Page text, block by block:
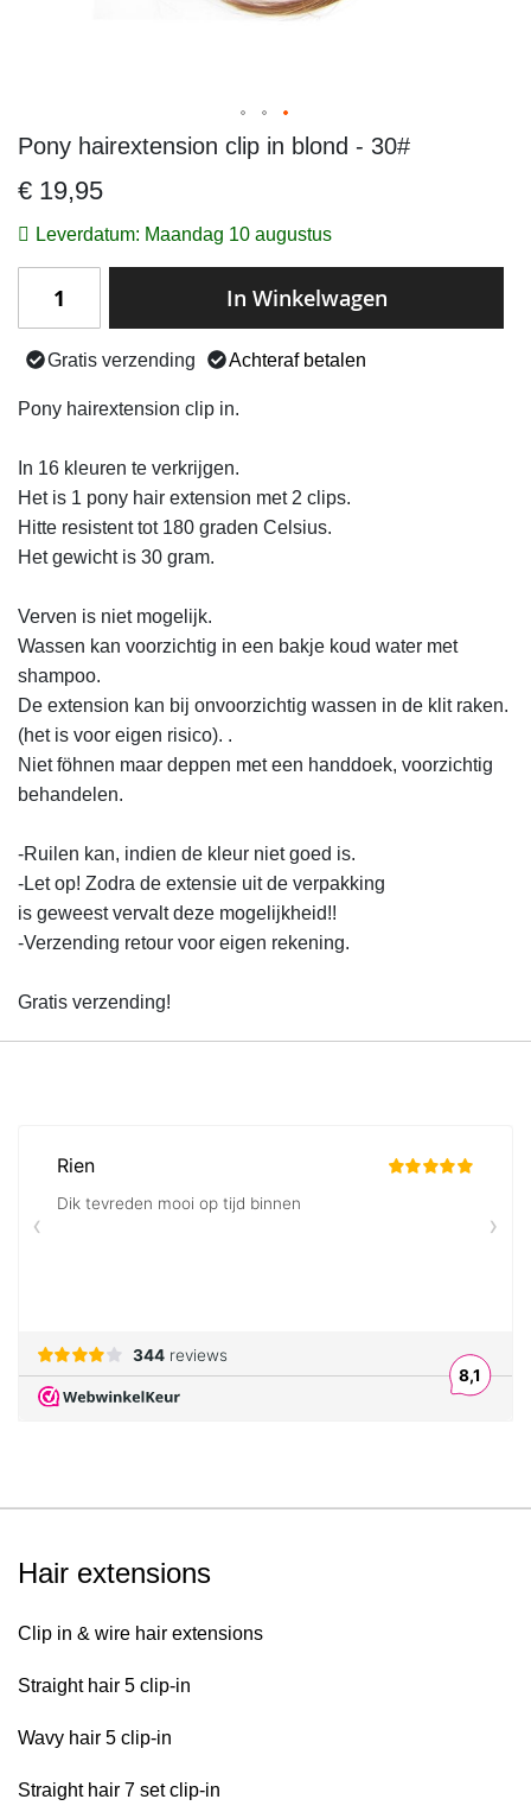
Ga
het
begin
Pony hairextension clip in blond - 30#
€ 19,95
Leverdatum: Maandag 10 augustus
In Winkelwagen
Gratis verzending Achteraf betalen
Pony hairextension clip in.
In 16 kleuren te verkrijgen.
Het is 1 pony hair extension met 2 clips.
Hitte resistent tot 180 graden Celsius.
Het gewicht is 30 gram.
Verven is niet mogelijk.
Wassen kan voorzichtig in een bakje koud water met
shampoo.
De extension kan bij onvoorzichtig wassen in de klit raken.
(het is voor eigen risico). .
Niet föhnen maar deppen met een handdoek, voorzichtig
behandelen.
-Ruilen kan, indien de kleur niet goed is.
-Let op! Zodra de extensie uit de verpakking
is geweest vervalt deze mogelijkheid!!
-Verzending retour voor eigen rekening.
Gratis verzending!
Hair extensions
Clip in & wire hair extensions
Straight hair 5 clip-in
Wavy hair 5 clip-in
Straight hair 7 set clip-in